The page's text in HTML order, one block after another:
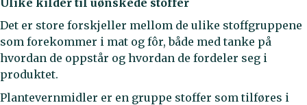
Det er store forskjeller mellom de ulike stoffgruppene
som forekommer i mat og fôr, både med tanke på
hvordan de oppstår og hvordan de fordeler seg i
produktet.
Plantevernmidler er en gruppe stoffer som tilføres i